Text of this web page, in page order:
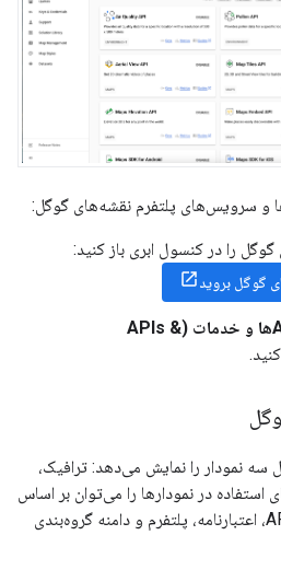
را در کنسول ابری باز کنید:
گوگل بروید
APIها و خدمات (APIs &
سه نمودار را نمایش می‌دهد: ترافیک،
در نمودارها را می‌توان بر اساس
کلاس کد پاسخ، API، روش API، اعتبارنامه، پلتفرم و دامنه گروه‌بندی